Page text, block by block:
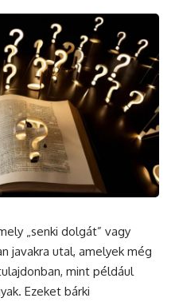
„senki dolgát” vagy
javakra utal, amelyek még
mint például
Ezeket bárki